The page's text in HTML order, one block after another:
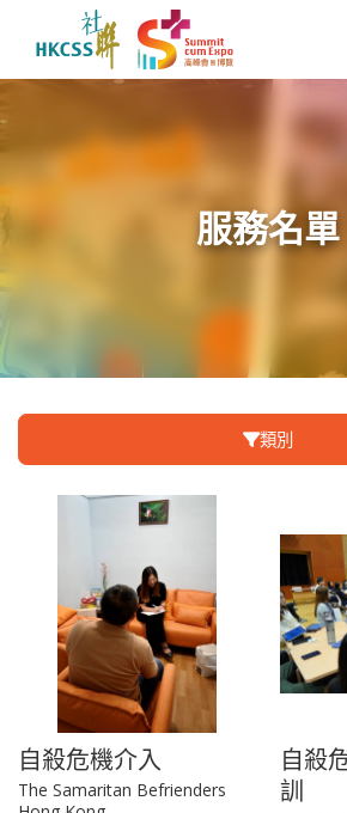
服務名單
類別
自殺危機介入
The Samaritan Befrienders
自殺
訓